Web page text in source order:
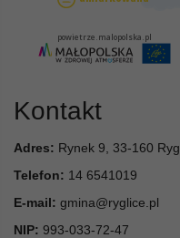
Kontakt
Adres: Rynek 9, 33-160
Telefon: 14 6541019
E-mail: gmina@ryglice.pl
NIP: 993-033-72-47